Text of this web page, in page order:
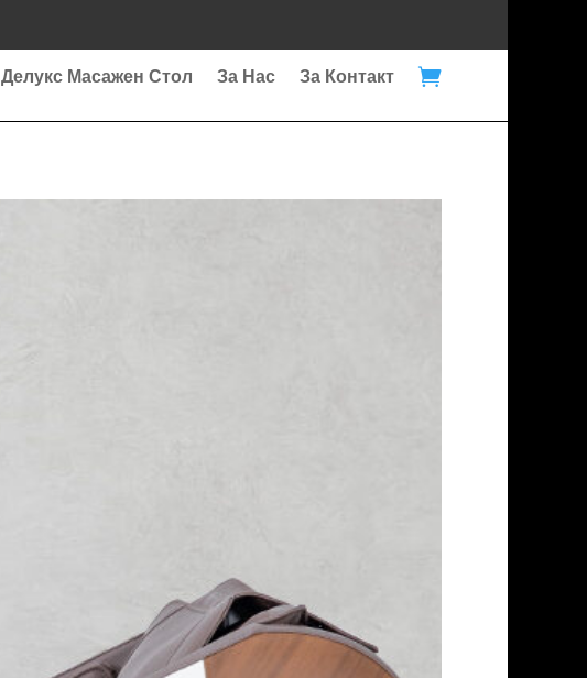
Делукс Масажен Стол За Нас За Контакт 